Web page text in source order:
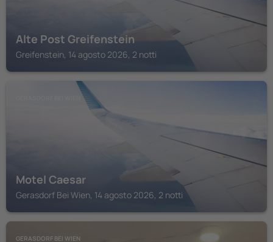
Alte Post Greifenstein
Greifenstein, 14 agosto 2026, 2 notti
Motel Caesar
Gerasdorf Bei Wien, 14 agosto 2026, 2 notti
GERASDORF BEI WIEN